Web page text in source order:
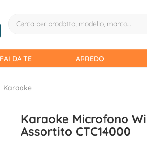
FAI DA TE ARREDO
Karaoke
Karaoke Microfono
Assortito CTC14000